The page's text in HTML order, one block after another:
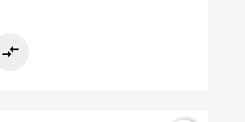
compare_arrows